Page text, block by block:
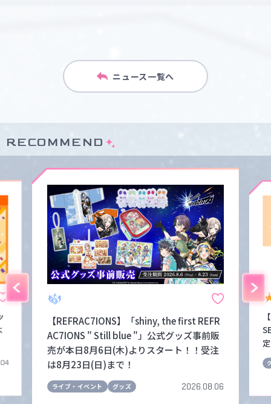
ニュース一覧へ
RECOMMEND
【REFRAC7IONS】「shiny, the first REFR
AC7IONS " Still blue "」公式グッズ事前販
売が本日8月6日(木)よりスタート！！受注
は8月23日(日)まで！
ライブ・イベント グッズ 2026.08.06